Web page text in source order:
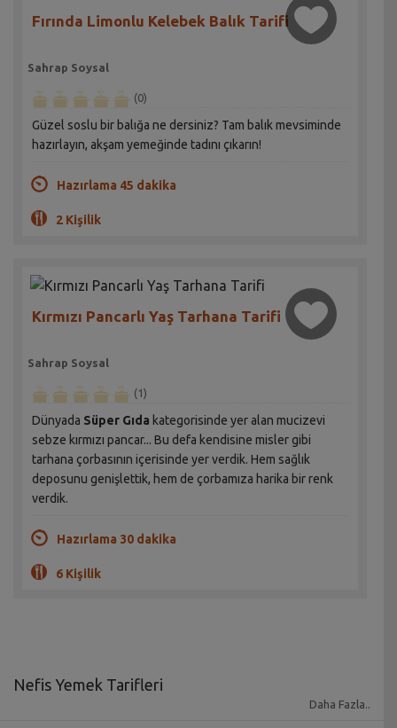
Fırında Limonlu Kelebek Balık Tarifi
Sahrap Soysal
(0)
Güzel soslu bir balığa ne dersiniz? Tam balık mevsiminde
hazırlayın, akşam yemeğinde tadını çıkarın!
Hazırlama 45 dakika
2 Kişilik
Kırmızı Pancarlı Yaş Tarhana Tarifi
Sahrap Soysal
(1)
Dünyada Süper Gıda kategorisinde yer alan mucizevi
sebze kırmızı pancar... Bu defa kendisine misler gibi
tarhana çorbasının içerisinde yer verdik. Hem sağlık
deposunu genişlettik, hem de çorbamıza harika bir renk
verdik.
Hazırlama 30 dakika
6 Kişilik
Nefis Yemek Tarifleri
Daha Fazla..